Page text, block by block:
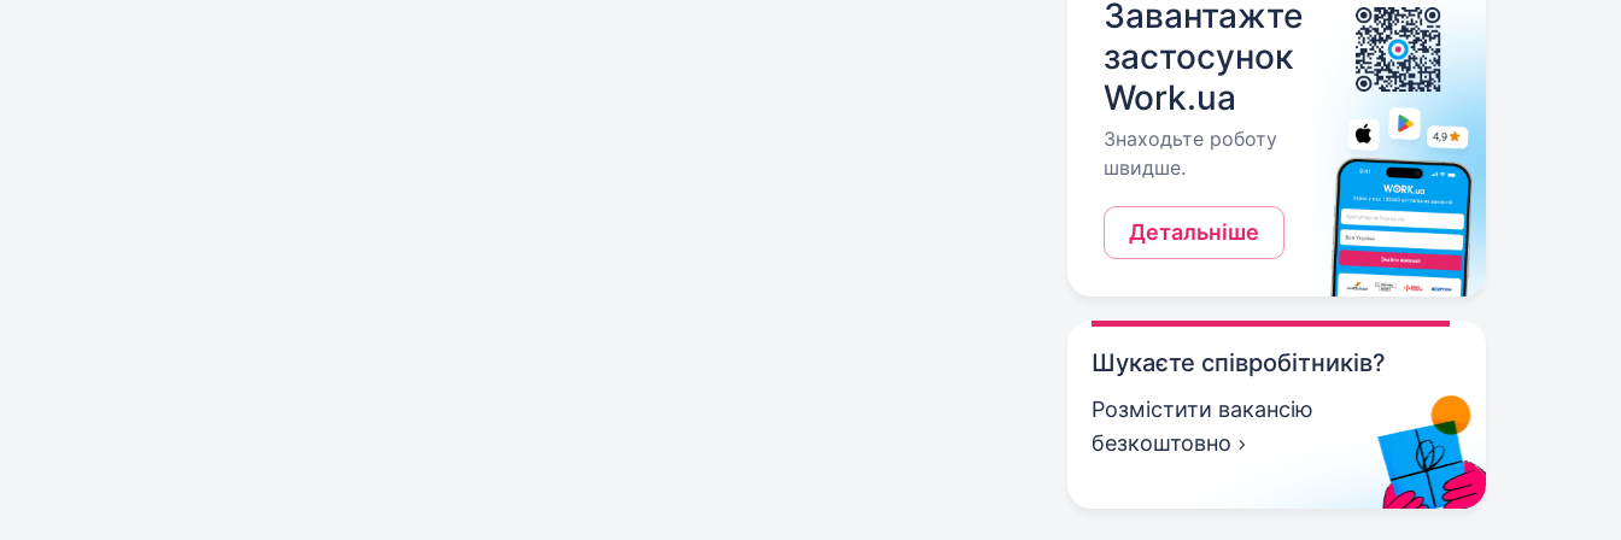
Завантажте
застосунок
Work.ua
Знаходьте роботу
швидше.
Детальніше
Шукаєте співробітників?
Розмістити вакансію
безкоштовно